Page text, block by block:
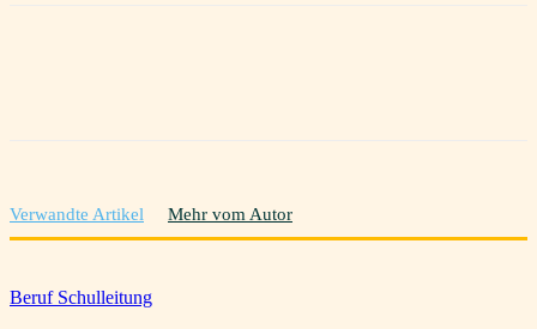
Verwandte Artikel Mehr vom Autor
Beruf Schulleitung